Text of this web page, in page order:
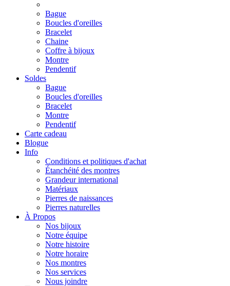
Bague
Boucles d'oreilles
Bracelet
Chaine
Coffre à bijoux
Montre
Pendentif
Soldes
Bague
Boucles d'oreilles
Bracelet
Montre
Pendentif
Carte cadeau
Blogue
Info
Conditions et politiques d'achat
Étanchéité des montres
Grandeur international
Matériaux
Pierres de naissances
Pierres naturelles
À Propos
Nos bijoux
Notre équipe
Notre histoire
Notre horaire
Nos montres
Nos services
Nous joindre